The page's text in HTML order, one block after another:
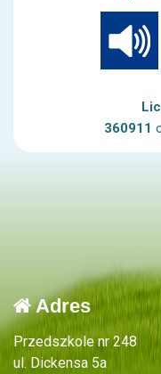
360911
Adres
Przedszkole nr 248
ul. Dickensa 5a